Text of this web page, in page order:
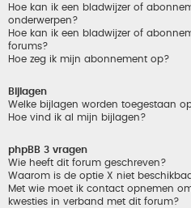
Hoe kan ik een bladwijzer of
onderwerpen?
Hoe kan ik een bladwijzer of
forums?
Hoe zeg ik mijn abonnement op?
Bijlagen
Welke bijlagen worden toegestaan
Hoe vind ik al mijn bijlagen?
phpBB 3 vragen
Wie heeft dit forum geschreven?
Waarom is de optie X niet
Met wie moet ik contact opnemen
kwesties in verband met dit forum?